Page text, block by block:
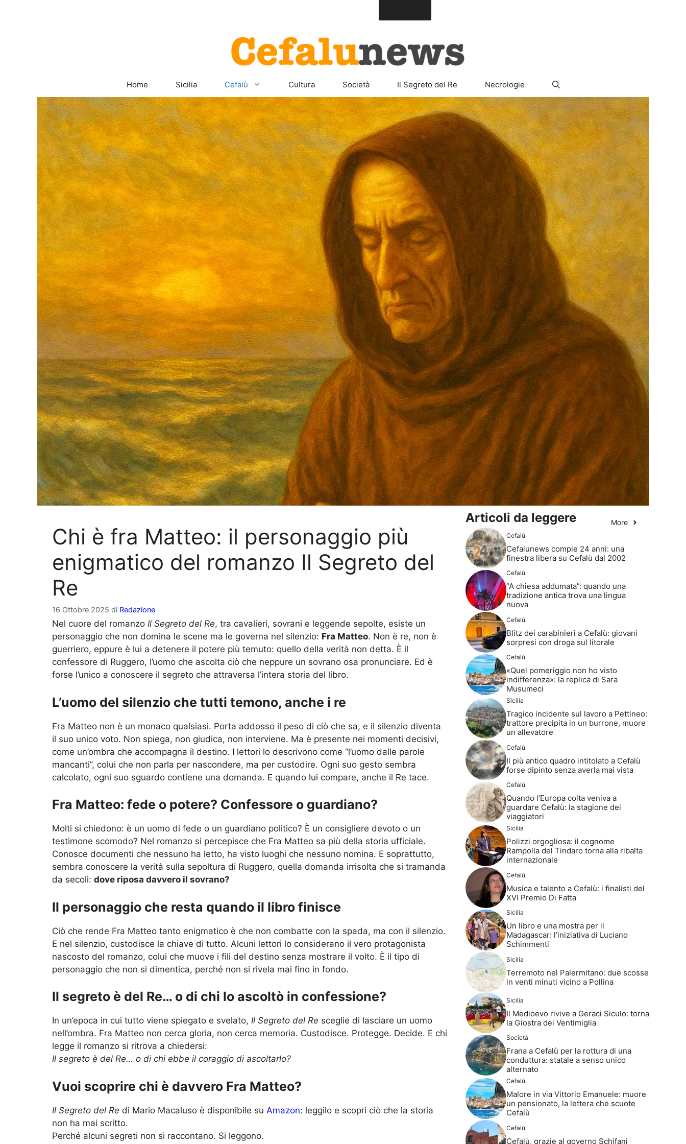
Home Sicilia Cefalù Cultura Società Il Segreto del Re Necrologie
Chi è fra Matteo: il personaggio più
enigmatico del romanzo Il Segreto del
Re
16 Ottobre 2025 di Redazione
Nel cuore del romanzo Il Segreto del Re, tra cavalieri, sovrani e leggende sepolte, esiste un
personaggio che non domina le scene ma le governa nel silenzio: Fra Matteo. Non è re, non è
guerriero, eppure è lui a detenere il potere più temuto: quello della verità non detta. È il
confessore di Ruggero, l’uomo che ascolta ciò che neppure un sovrano osa pronunciare. Ed è
forse l’unico a conoscere il segreto che attraversa l’intera storia del libro.
L’uomo del silenzio che tutti temono, anche i re
Fra Matteo non è un monaco qualsiasi. Porta addosso il peso di ciò che sa, e il silenzio diventa
il suo unico voto. Non spiega, non giudica, non interviene. Ma è presente nei momenti decisivi,
come un’ombra che accompagna il destino. I lettori lo descrivono come “l’uomo dalle parole
mancanti”, colui che non parla per nascondere, ma per custodire. Ogni suo gesto sembra
calcolato, ogni suo sguardo contiene una domanda. E quando lui compare, anche il Re tace.
Fra Matteo: fede o potere? Confessore o guardiano?
Molti si chiedono: è un uomo di fede o un guardiano politico? È un consigliere devoto o un
testimone scomodo? Nel romanzo si percepisce che Fra Matteo sa più della storia ufficiale.
Conosce documenti che nessuno ha letto, ha visto luoghi che nessuno nomina. E soprattutto,
sembra conoscere la verità sulla sepoltura di Ruggero, quella domanda irrisolta che si tramanda
da secoli: dove riposa davvero il sovrano?
Il personaggio che resta quando il libro finisce
Ciò che rende Fra Matteo tanto enigmatico è che non combatte con la spada, ma con il silenzio.
E nel silenzio, custodisce la chiave di tutto. Alcuni lettori lo considerano il vero protagonista
nascosto del romanzo, colui che muove i fili del destino senza mostrare il volto. È il tipo di
personaggio che non si dimentica, perché non si rivela mai fino in fondo.
Il segreto è del Re… o di chi lo ascoltò in confessione?
In un’epoca in cui tutto viene spiegato e svelato, Il Segreto del Re sceglie di lasciare un uomo
nell’ombra. Fra Matteo non cerca gloria, non cerca memoria. Custodisce. Protegge. Decide. E chi
legge il romanzo si ritrova a chiedersi:
Il segreto è del Re… o di chi ebbe il coraggio di ascoltarlo?
Vuoi scoprire chi è davvero Fra Matteo?
Il Segreto del Re di Mario Macaluso è disponibile su Amazon: leggilo e scopri ciò che la storia
non ha mai scritto.
Perché alcuni segreti non si raccontano. Si leggono.
Articoli da leggere More
Cefalù
Cefalunews compie 24 anni: una
finestra libera su Cefalù dal 2002
Cefalù
“A chiesa addumata”: quando una
tradizione antica trova una lingua
nuova
Cefalù
Blitz dei carabinieri a Cefalù: giovani
sorpresi con droga sul litorale
Cefalù
«Quel pomeriggio non ho visto
indifferenza»: la replica di Sara
Musumeci
Sicilia
Tragico incidente sul lavoro a Pettineo:
trattore precipita in un burrone, muore
un allevatore
Cefalù
Il più antico quadro intitolato a Cefalù
forse dipinto senza averla mai vista
Cefalù
Quando l’Europa colta veniva a
guardare Cefalù: la stagione dei
viaggiatori
Sicilia
Polizzi orgogliosa: il cognome
Rampolla del Tindaro torna alla ribalta
internazionale
Cefalù
Musica e talento a Cefalù: i finalisti del
XVI Premio Di Fatta
Sicilia
Un libro e una mostra per il
Madagascar: l’iniziativa di Luciano
Schimmenti
Sicilia
Terremoto nel Palermitano: due scosse
in venti minuti vicino a Pollina
Sicilia
Il Medioevo rivive a Geraci Siculo: torna
la Giostra dei Ventimiglia
Società
Frana a Cefalù per la rottura di una
conduttura: statale a senso unico
alternato
Cefalù
Malore in via Vittorio Emanuele: muore
un pensionato, la lettera che scuote
Cefalù
Cefalù
Cefalù, grazie al governo Schifani